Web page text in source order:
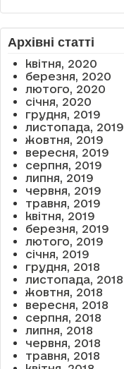
Архівні статті
квітня, 2020
березня, 2020
лютого, 2020
січня, 2020
грудня, 2019
листопада, 2019
жовтня, 2019
вересня, 2019
серпня, 2019
липня, 2019
червня, 2019
травня, 2019
квітня, 2019
березня, 2019
лютого, 2019
січня, 2019
грудня, 2018
листопада, 2018
жовтня, 2018
вересня, 2018
серпня, 2018
липня, 2018
червня, 2018
травня, 2018